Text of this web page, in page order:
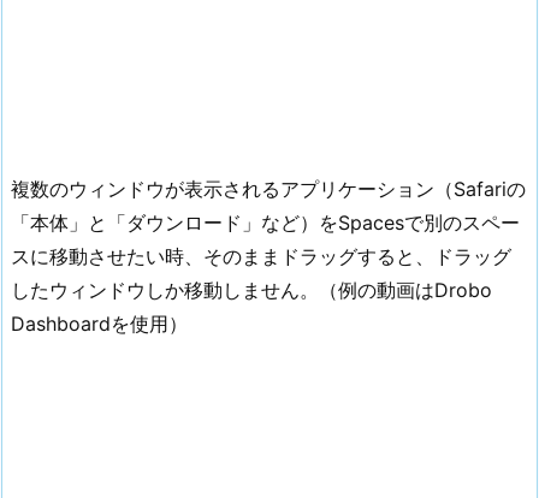
複数のウィンドウが表示されるアプリケーション（Safariの
「本体」と「ダウンロード」など）をSpacesで別のスペー
スに移動させたい時、そのままドラッグすると、ドラッグ
したウィンドウしか移動しません。（例の動画はDrobo
Dashboardを使用）